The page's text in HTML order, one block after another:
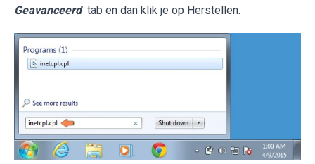
Geavanceerd tab en dan klik je op Herstellen.